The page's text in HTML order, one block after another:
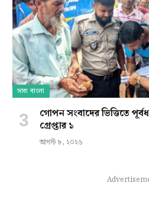
সারা বাংলা
গোপন সংবাদের ভিত্তিতে
গ্রেপ্তার ১
আগস্ট ৮, ২০২৬